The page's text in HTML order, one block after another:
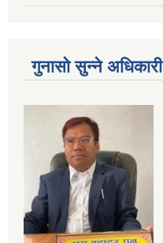
गुनासो सुन्ने अधिकारी